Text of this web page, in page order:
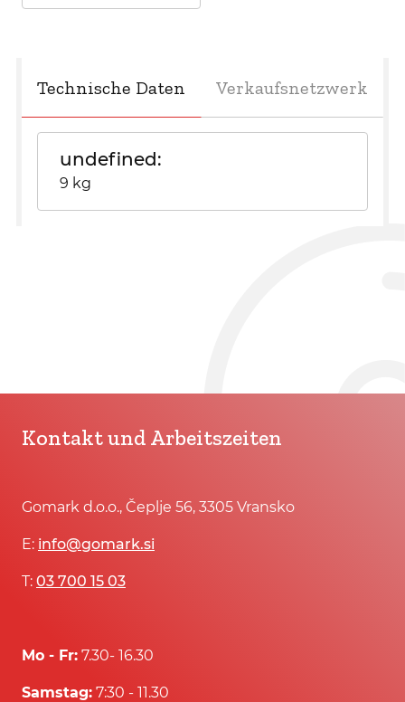
Technische Daten Verkaufsnetzwerk
undefined
9 kg
Kontakt und Arbeitszeiten
Gomark d.o.o., Čeplje 56, 3305 Vransko
E: info@gomark.si
T: 03 700 15 03
Mo - Fr: 7.30- 16.30
Samstag: 7:30 - 11.30